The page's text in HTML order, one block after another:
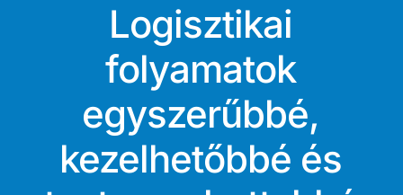
Logisztikai
folyamatok
egyszerűbbé,
kezelhetőbbé és